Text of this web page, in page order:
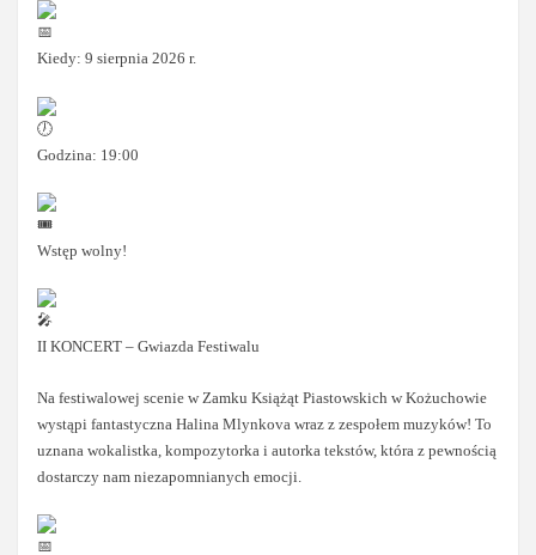
Kiedy: 9 sierpnia 2026 r.
Godzina: 19:00
Wstęp wolny!
II KONCERT – Gwiazda Festiwalu
Na festiwalowej scenie w Zamku Książąt Piastowskich w Kożuchowie
wystąpi fantastyczna Halina Mlynkova wraz z zespołem muzyków! To
uznana wokalistka, kompozytorka i autorka tekstów, która z pewnością
dostarczy nam niezapomnianych emocji.